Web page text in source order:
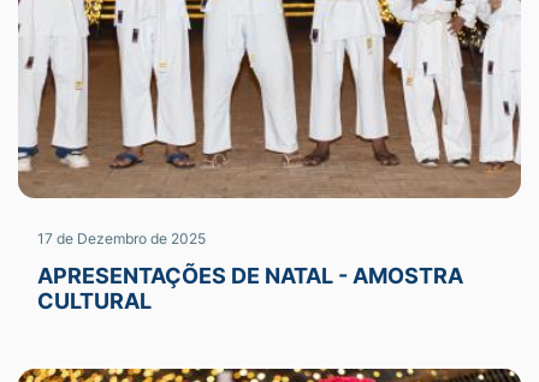
17 de Dezembro de 2025
APRESENTAÇÕES DE NATAL - AMOSTRA
CULTURAL